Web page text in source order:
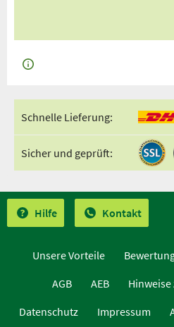
Schnelle Lieferung:
Sicher und geprüft:
Hilfe Kontakt
Unsere Vorteile
AGB
AEB
Datenschutz
Impressum